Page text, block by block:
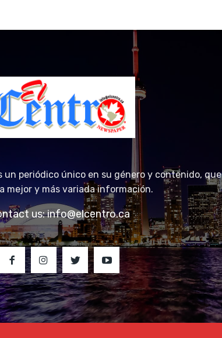
un periódico único en su género y contenido, que
mejor y más variada información.
us:info@elcentro.ca